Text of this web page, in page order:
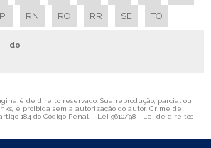
ALETAS
DE ALUMÍNIO
METÁLICA
PI RN RO RR SE TO
do
é de direito reservado. Sua reprodução, parcial ou
é proibida sem a autorização do autor. Crime de
184 do Código Penal – Lei 9610/98 - Lei de direitos